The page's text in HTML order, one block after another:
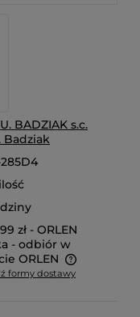
BADZIAK s.c.
Badziak
zł - ORLEN
- odbiór w
ORLEN
płatności
formy dostawy